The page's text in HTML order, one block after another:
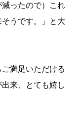
ったので）これ
うです。」と大
満足いただける
来、とても嬉し